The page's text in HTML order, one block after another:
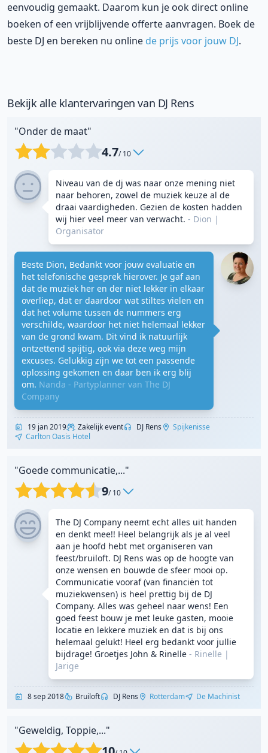
eenvoudig gemaakt. Daarom kun je ook direct online
boeken of een vrijblijvende offerte aanvragen. Boek de
beste DJ en bereken nu online de prijs voor jouw DJ.
Bekijk alle klantervaringen van DJ Rens
"Onder de maat"
4.7/ 10
Niveau van de dj was naar onze mening niet
naar behoren, zowel de muziek keuze al de
draai vaardigheden. Gezien de kosten hadden
wij hier veel meer van verwacht. - Dion |
Organisator
Beste Dion, Bedankt voor jouw evaluatie en
het telefonische gesprek hierover. Je gaf aan
dat de muziek her en der niet lekker in elkaar
overliep, dat er daardoor wat stiltes vielen en
dat het volume tussen de nummers erg
verschilde, waardoor het niet helemaal lekker
van de grond kwam. Dit vind ik natuurlijk
ontzettend spijtig, ook via deze weg mijn
excuses. Gelukkig zijn we tot een passende
oplossing gekomen en daar ben ik erg blij
om. Nanda - Partyplanner van The DJ
Company
19 jan 2019 Zakelijk event DJ Rens
Spijkenisse
Carlton Oasis Hotel
"Goede communicatie,..."
9/ 10
The DJ Company neemt echt alles uit handen
en denkt mee!! Heel belangrijk als je al veel
aan je hoofd hebt met organiseren van
feest/bruiloft. DJ Rens was op de hoogte van
onze wensen en bouwde de sfeer mooi op.
Communicatie vooraf (van financiën tot
muziekwensen) is heel prettig bij de DJ
Company. Alles was geheel naar wens! Een
goed feest bouw je met leuke gasten, mooie
locatie en lekkere muziek en dat is bij ons
helemaal gelukt! Heel erg bedankt voor jullie
bijdrage! Groetjes John & Rinelle - Rinelle |
Jarige
8 sep 2018 Bruiloft DJ Rens Rotterdam De Machinist
"Geweldig, Toppie,..."